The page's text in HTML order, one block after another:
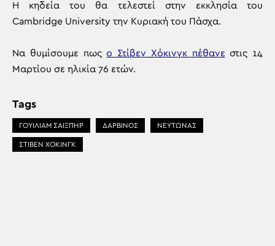
Η κηδεία του θα τελεστεί στην εκκλησία του
Cambridge University την Κυριακή του Πάσχα.
Να θυμίσουμε πωςο Στίβεν Χόκινγκ πέθανε στις 14
Μαρτίου σε ηλικία 76 ετών.
Tags
ΓΟΥΙΛΙΑΜ ΣΑΙΞΠΗΡ ΔΑΡΒΙΝΟΣ ΝΕΥΤΩΝΑΣ
ΣΤΙΒΕΝ ΧΟΚΙΝΓΚ